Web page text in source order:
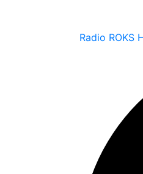
Radio ROKS